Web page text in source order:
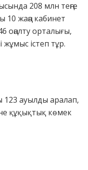
208 млн теңге
жаңа кабинет
оңалту орталығы,
істеп тұр.
123 ауылды аралап,
құқықтық көмек